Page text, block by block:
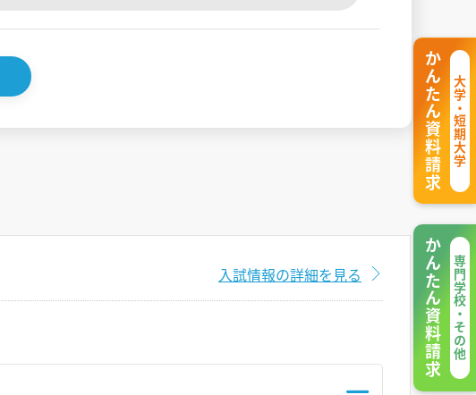
入試情報の詳細を見る
大学・短期大学
かんたん資料請求
専門学校・その他
かんたん資料請求